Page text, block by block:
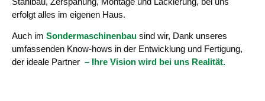
erfolgt alles im eigenen Haus.
Auch im Sondermaschinenbau sind wir, Dank unseres
umfassenden Know-hows in der Entwicklung und Fertigung,
der ideale Partner – Ihre Vision wird bei uns Realität.